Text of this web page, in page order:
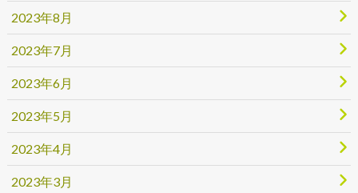
2023年8月
2023年7月
2023年6月
2023年5月
2023年4月
2023年3月